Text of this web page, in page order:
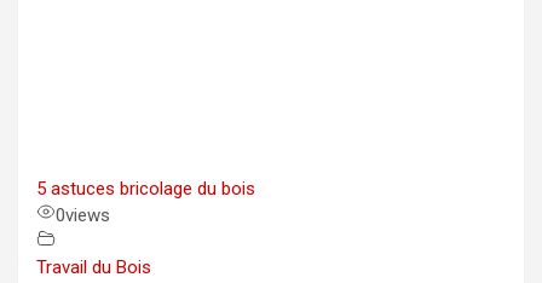
5 astuces bricolage du bois
0views
Travail du Bois